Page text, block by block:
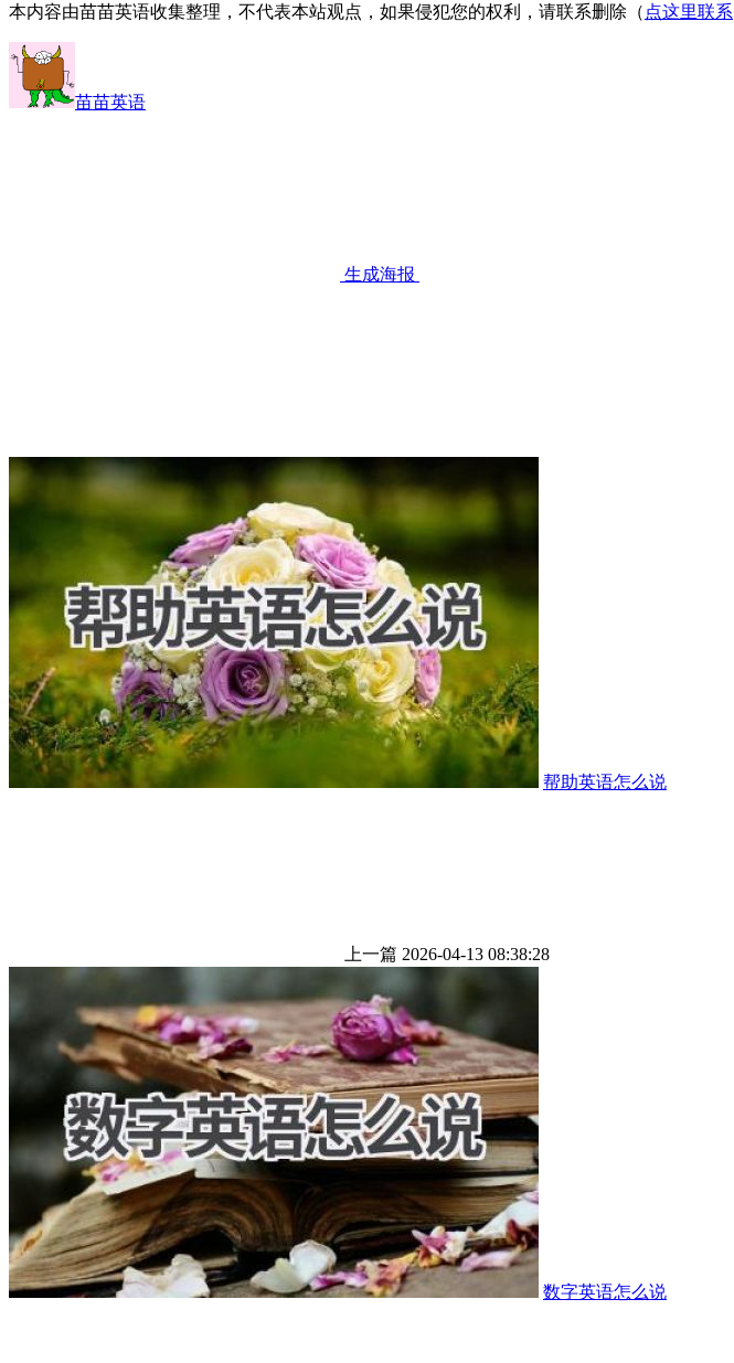
本内容由苗苗英语收集整理，不代表本站观点，如果侵犯您的权利，请联系删除（ 点这里联系
苗苗英语
生成海报
帮助英语怎么说
上一篇 2026-04-13 08:38:28
数字英语怎么说